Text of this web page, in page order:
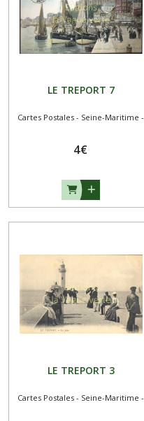
LE TREPORT 7
Cartes Postales - Seine-Maritime -
4€
LE TREPORT 3
Cartes Postales - Seine-Maritime -